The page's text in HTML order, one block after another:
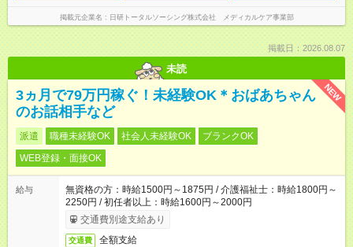
掲載元企業名 日研トータルソーシング株式会社 メディカルケア事業部
掲載日：2026.08.07
未読
NEW
3ヵ月で79万円稼ぐ！未経験OK＊おばあちゃん
のお話相手など
派遣 職種未経験OK 社会人未経験OK
ブランクOK
WEB登録・面接OK
給与
無資格の方：時給1500円～1875円 / 介護福祉士：時給1800円～
2250円 / 初任者以上：時給1600円～2000円
交通費別途支給あり
交通費 全額支給